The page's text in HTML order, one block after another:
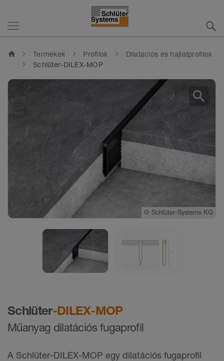
home Termékek Profilok
Dilatációs és hajlatprofilok
Schlüter-DILEX-MOP
Schlüter-DILEX-MOP
Műanyag dilatációs fugaprofil
A Schlüter-DILEX-MOP egy dilatációs fugaprofil
© Schlüter-Systems KG
© Schlüter-Systems KG
search